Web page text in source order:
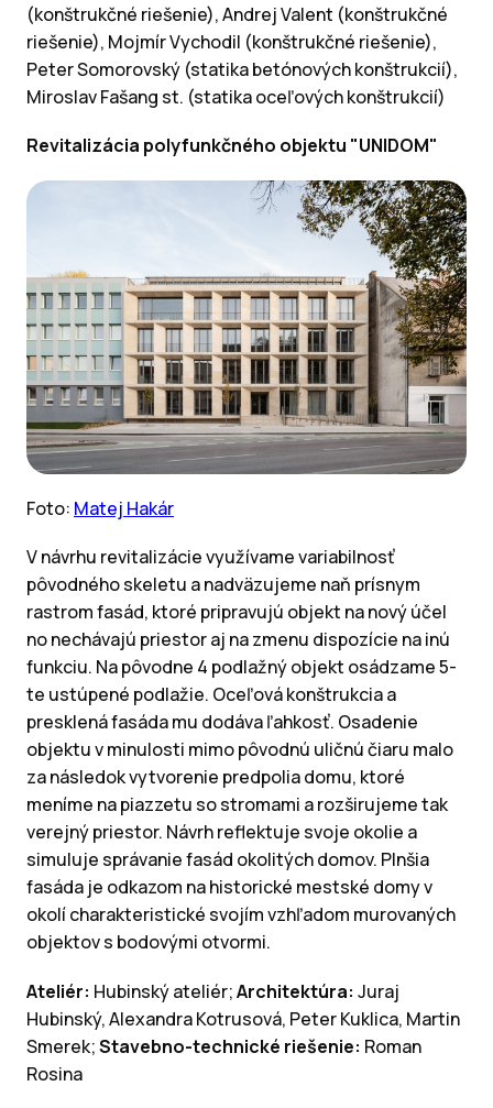
(konštrukčné riešenie), Andrej Valent (konštrukčné
riešenie), Mojmír Vychodil (konštrukčné riešenie),
Peter Somorovský (statika betónových konštrukcií),
Miroslav Fašang st. (statika oceľových konštrukcií)
Revitalizácia polyfunkčného objektu "UNIDOM"
Foto: Matej Hakár
V návrhu revitalizácie využívame variabilnosť
pôvodného skeletu a nadväzujeme naň prísnym
rastrom fasád, ktoré pripravujú objekt na nový účel
no nechávajú priestor aj na zmenu dispozície na inú
funkciu. Na pôvodne 4 podlažný objekt osádzame 5-
te ustúpené podlažie. Oceľová konštrukcia a
presklená fasáda mu dodáva ľahkosť. Osadenie
objektu v minulosti mimo pôvodnú uličnú čiaru malo
za následok vytvorenie predpolia domu, ktoré
meníme na piazzetu so stromami a rozširujeme tak
verejný priestor. Návrh reflektuje svoje okolie a
simuluje správanie fasád okolitých domov. Plnšia
fasáda je odkazom na historické mestské domy v
okolí charakteristické svojím vzhľadom murovaných
objektov s bodovými otvormi.
Ateliér: Hubinský ateliér;Architektúra: Juraj
Hubinský, Alexandra Kotrusová, Peter Kuklica, Martin
Smerek;Stavebno-technické riešenie: Roman
Rosina